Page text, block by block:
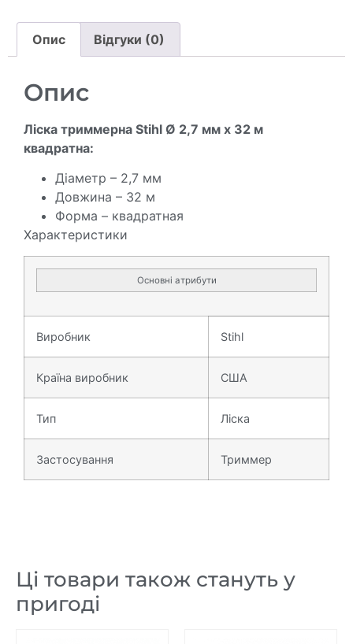
Опис Відгуки (0)
Опис
Ліска триммерна Stihl Ø 2,7 мм x 32 м
квадратна:
Діаметр – 2,7 мм
Довжина – 32 м
Форма – квадратная
Характеристики
Основні атрибути
Виробник Stihl
Країна виробник США
Тип Ліска
Застосування Триммер
Ці товари також стануть у
пригоді